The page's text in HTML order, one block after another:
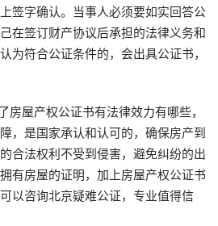
签字确认。当事人必须要如实回答公
在签订财产协议后承担的法律义务和
为符合公证条件的，会出具公证书，
屋产权公证书有法律效力有哪些，
，是国家承认和认可的，确保房产到
合法权利不受到侵害，避免纠纷的出
有房屋的证明，加上房屋产权公证书
以咨询北京疑难公证，专业值得信